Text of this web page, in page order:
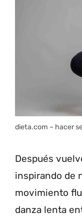
dieta.com – hacer
Después
inspirando de
movimiento
danza lenta